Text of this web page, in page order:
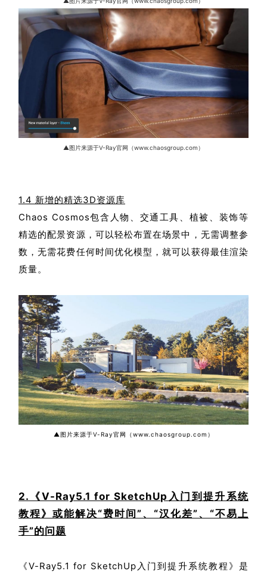
▲图片来源于V-Ray官网（www.chaosgroup.com）
1.4 新增的精选3D资源库
Chaos Cosmos包含人物、交通工具、植被、装饰等
精选的配景资源，可以轻松布置在场景中，无需调整参
数，无需花费任何时间优化模型，就可以获得最佳渲染
质量。
▲图片来源于V-Ray官网（www.chaosgroup.com）
2.《V-Ray5.1 for SketchUp入门到提升系统
教程》或能解决“费时间”、“汉化差”、“不易上
手”的问题
《V-Ray5.1 for SketchUp入门到提升系统教程》是